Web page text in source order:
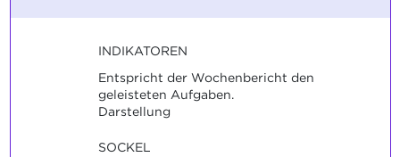
INDIKATOREN
Entspricht der Wochenbericht den
geleisteten Aufgaben.
Darstellung
SOCKEL